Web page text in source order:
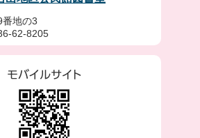
番地の3
62-8205